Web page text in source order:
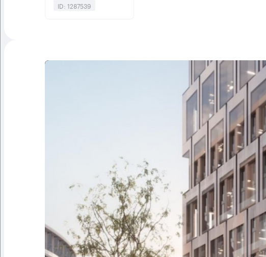
ID: 1287539